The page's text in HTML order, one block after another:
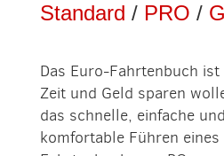
Standard / PRO /
Das Euro-Fahrtenbuch
Zeit und Geld sparen
das schnelle, einfache
komfortable Führen